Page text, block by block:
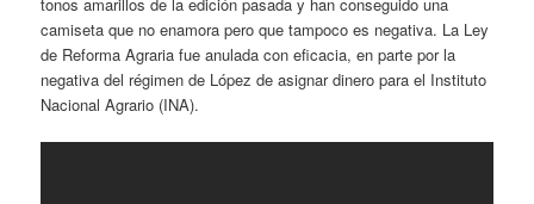
camiseta que no enamora pero que tampoco es negativa. La Ley
de Reforma Agraria fue anulada con eficacia, en parte por la
negativa del régimen de López de asignar dinero para el Instituto
Nacional Agrario (INA).